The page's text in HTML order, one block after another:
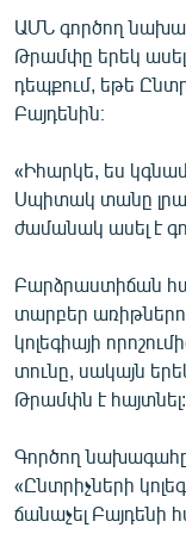
ԲԱՆԱՎԵՃ
ՁԳՏԵԼՈՎ
Հայերեն
Русский
ՀԵՏԵՎԵՔ ՄԵԶ
«Ազատության»
ԱՄՆ գործող
Թրամփը երեկ
դեպքում, եթե
Բայդենին։
«Իհարկե, ես
Սպիտակ տանը
ժամանակ ասել է
Բարձրաստիճան
տարբեր
կոլեգիայի
տունը, սակայն
Թրամփն է հայտնել:
Գործող
«Ընտրիչների
ճանաչել Բայդենի